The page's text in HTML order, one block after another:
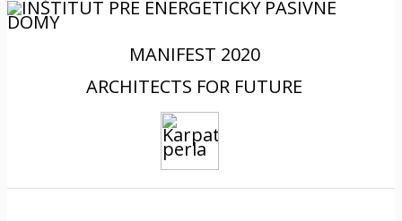
MANIFEST 2020
ARCHITECTS FOR FUTURE